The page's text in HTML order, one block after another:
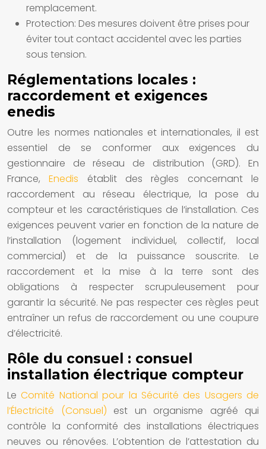
remplacement.
Protection: Des mesures doivent être prises pour
éviter tout contact accidentel avec les parties
sous tension.
Réglementations locales :
raccordement et exigences
enedis
Outre les normes nationales et internationales, il est
essentiel de se conformer aux exigences du
gestionnaire de réseau de distribution (GRD). En
France,Enedis établit des règles concernant le
raccordement au réseau électrique, la pose du
compteur et les caractéristiques de l’installation. Ces
exigences peuvent varier en fonction de la nature de
l’installation (logement individuel, collectif, local
commercial) et de la puissance souscrite. Le
raccordement et la mise à la terre sont des
obligations à respecter scrupuleusement pour
garantir la sécurité. Ne pas respecter ces règles peut
entraîner un refus de raccordement ou une coupure
d’électricité.
Rôle du consuel : consuel
installation électrique compteur
LeComité National pour la Sécurité des Usagers de
l’Électricité (Consuel) est un organisme agréé qui
contrôle la conformité des installations électriques
neuves ou rénovées. L’obtention de l’attestation du